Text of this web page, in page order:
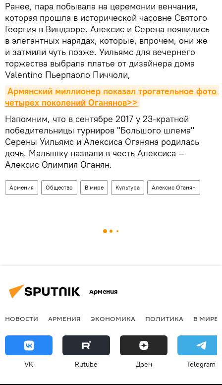
Ранее, пара побывала на церемонии венчания,
которая прошла в исторической часовне Святого
Георгия в Виндзоре. Алексис и Серена появились
в элегантных нарядах, которые, впрочем, они же
и затмили чуть позже. Уильямс для вечернего
торжества выбрала платье от дизайнера дома
Valentino Пьерпаоло Пиччоли,
Армянский миллионер показал трогательное фото
четырех поколений Оганянов>>
Напомним, что в сентябре 2017 у 23-кратной
победительницы турниров "Большого шлема"
Серены Уильямс и Алексиса Оганяна родилась
дочь. Малышку назвали в честь Алексиса —
Алексис Олимпия Оганян.
Армения Общество В мире Культура Алексис Оганян
Армения
НОВОСТИ АРМЕНИЯ ЭКОНОМИКА ПОЛИТИКА В МИРЕ
VK Rutube Дзен Telegram